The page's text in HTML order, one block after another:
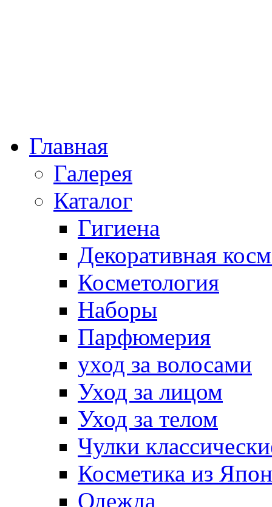
Главная
Галерея
Каталог
Гигиена
Декоративная
Косметология
Наборы
Парфюмерия
уход за волосами
Уход за лицом
Уход за телом
Чулки
Косметика из
Одежда